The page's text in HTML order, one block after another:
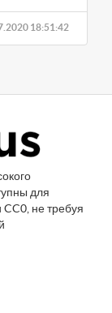
18:51:42
для
не требуя